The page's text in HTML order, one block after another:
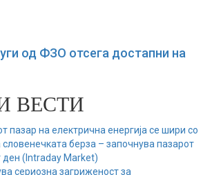
од ФЗО отсега достапни на
ВЕСТИ
пазар на електрична енергија се шири со
берза – започнува пазарот
ден (Intraday Market)
сериозна загриженост за